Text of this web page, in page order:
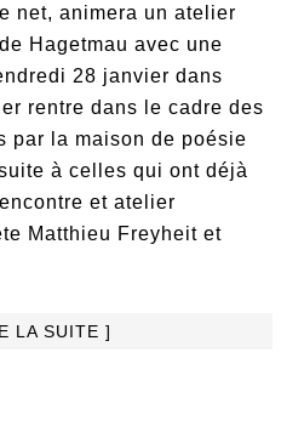
net, animera un atelier
Hagetmau avec une
28 janvier dans
rentre dans le cadre des
par la maison de poésie
à celles qui ont déjà
et atelier
Matthieu Freyheit et
LA SUITE ]